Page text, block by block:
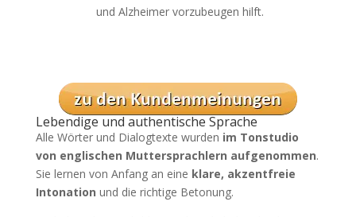
und Alzheimer vorzubeugen hilft.
Lebendige und authentische Sprache
Alle Wörter und Dialogtexte wurden im Tonstudio
von englischen Muttersprachlern aufgenommen.
Sie lernen von Anfang an eine klare, akzentfreie
Intonation und die richtige Betonung.